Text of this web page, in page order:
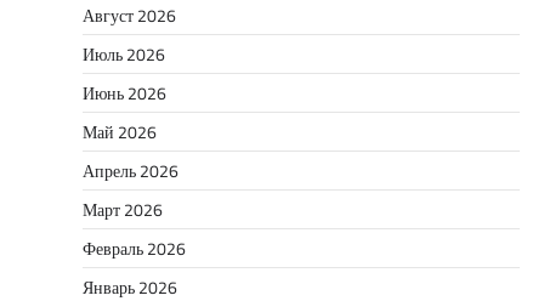
Август 2026
Июль 2026
Июнь 2026
Май 2026
Апрель 2026
Март 2026
Февраль 2026
Январь 2026